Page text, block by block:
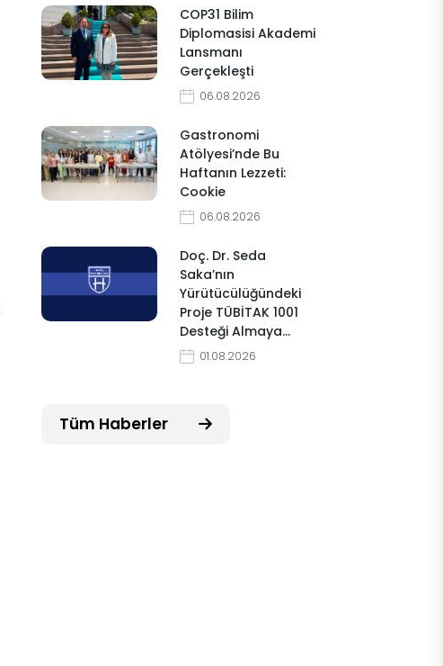
COP31 Bilim
Diplomasisi Akademi
Lansmanı
Gerçekleşti
06.08.2026
Gastronomi
Atölyesi’nde Bu
Haftanın Lezzeti:
Cookie
06.08.2026
Doç. Dr. Seda
Saka’nın
Yürütücülüğündeki
Proje TÜBİTAK 1001
Desteği Almaya…
01.08.2026
Tüm Haberler